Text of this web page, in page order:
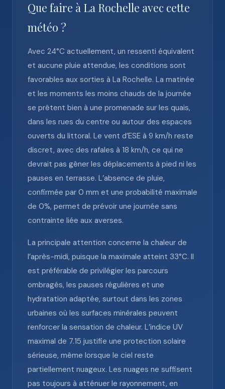
Que faire à La Rochelle avec cette
météo ?
Avec 24°C actuellement, un ressenti équivalent
et aucune pluie attendue, les conditions sont
favorables aux sorties à La Rochelle. La matinée
et les moments les moins chauds de la journée
se prêtent bien à une promenade sur les quais,
dans les rues du centre ou autour des espaces
ouverts du littoral. Le vent d’ESE à 9 km/h reste
discret, avec des rafales à 18 km/h, ce qui ne
devrait pas gêner les déplacements à pied ni les
pauses en terrasse. L’absence de pluie,
confirmée par 0 mm et une probabilité maximale
de 0%, permet de prévoir une journée sans
contrainte liée aux averses.
La principale attention concerne la chaleur de
l’après-midi, puisque la maximale atteint 33°C. Il
est préférable de privilégier les parcours
ombragés, les pauses régulières et une
hydratation adaptée, surtout dans les zones
urbaines où les surfaces minérales peuvent
renforcer la sensation de chaleur. L’indice UV
maximal de 7.15 justifie une protection solaire
sérieuse, même lorsque le ciel reste
partiellement nuageux. Les nuages ne suffisent
pas toujours à atténuer le rayonnement, en